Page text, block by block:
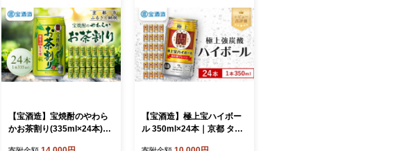
【宝酒造】宝焼酎のやわら
かお茶割り(335ml×24本)［
【宝酒造】極上宝ハイボー
ル 350ml×24本｜京都 タカ